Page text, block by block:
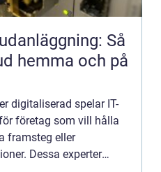
Så
hemma och på
digitaliserad spelar IT-
företag som vill hålla
framsteg eller
Dessa experter